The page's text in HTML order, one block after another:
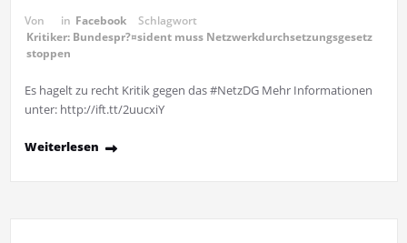
Von in Facebook
Schlagwort
Kritiker: Bundespr?¤sident muss Netzwerkdurchsetzungsgesetz
stoppen
Es hagelt zu recht Kritik gegen das #NetzDG Mehr Informationen
unter: http://ift.tt/2uucxiY
Weiterlesen